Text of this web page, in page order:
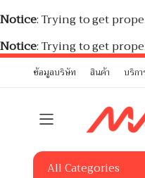
Notice: Trying to get
Notice: Trying to get
ข้อมูลบริษัท สินค้า บริกา
All Categories